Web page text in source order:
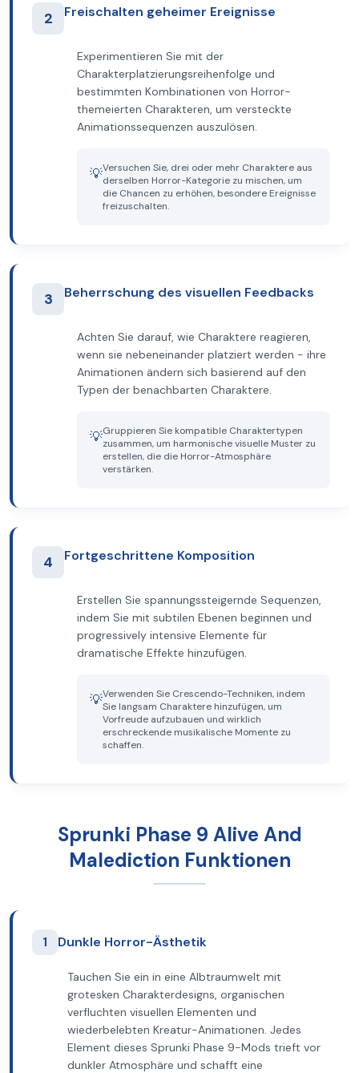
2 Freischalten geheimer Ereignisse
Experimentieren Sie mit der
Charakterplatzierungsreihenfolge und
bestimmten Kombinationen von Horror-
themeierten Charakteren, um versteckte
Animationssequenzen auszulösen.
💡Versuchen Sie, drei oder mehr Charaktere aus
derselben Horror-Kategorie zu mischen, um
die Chancen zu erhöhen, besondere Ereignisse
freizuschalten.
3 Beherrschung des visuellen Feedbacks
Achten Sie darauf, wie Charaktere reagieren,
wenn sie nebeneinander platziert werden - ihre
Animationen ändern sich basierend auf den
Typen der benachbarten Charaktere.
💡Gruppieren Sie kompatible Charaktertypen
zusammen, um harmonische visuelle Muster zu
erstellen, die die Horror-Atmosphäre
verstärken.
4 Fortgeschrittene Komposition
Erstellen Sie spannungssteigernde Sequenzen,
indem Sie mit subtilen Ebenen beginnen und
progressively intensive Elemente für
dramatische Effekte hinzufügen.
💡Verwenden Sie Crescendo-Techniken, indem
Sie langsam Charaktere hinzufügen, um
Vorfreude aufzubauen und wirklich
erschreckende musikalische Momente zu
schaffen.
Sprunki Phase 9 Alive And
Malediction Funktionen
1 Dunkle Horror-Ästhetik
Tauchen Sie ein in eine Albtraumwelt mit
grotesken Charakterdesigns, organischen
verfluchten visuellen Elementen und
wiederbelebten Kreatur-Animationen. Jedes
Element dieses Sprunki Phase 9-Mods trieft vor
dunkler Atmosphäre und schafft eine